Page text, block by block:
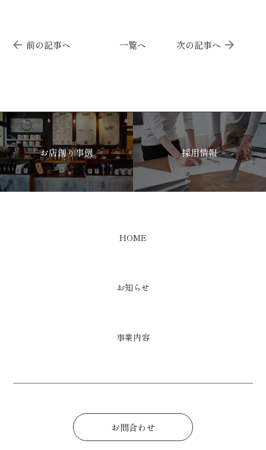
前の記事へ 一覧へ 次の記事へ
お店創り事例 採用情報
HOME
お知らせ
事業内容
お問合わせ